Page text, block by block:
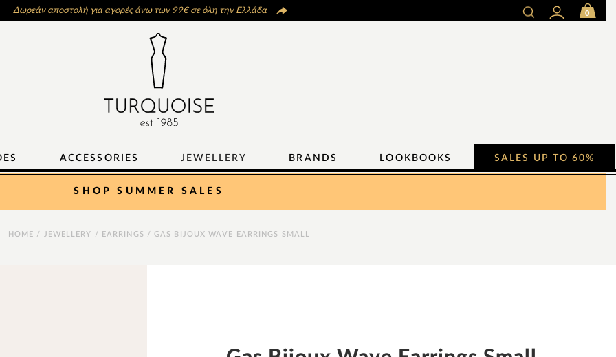
Δωρεάν αποστολή για αγορές άνω των 99€ σε όλη την Ελλάδα 0
ACCESSORIES JEWELLERY BRANDS LOOKBOOKS SALES UP TO 60%
SHOP SUMMER SALES
HOME / JEWELLERY / EARRINGS / GAS BIJOUX WAVE EARRINGS SMALL